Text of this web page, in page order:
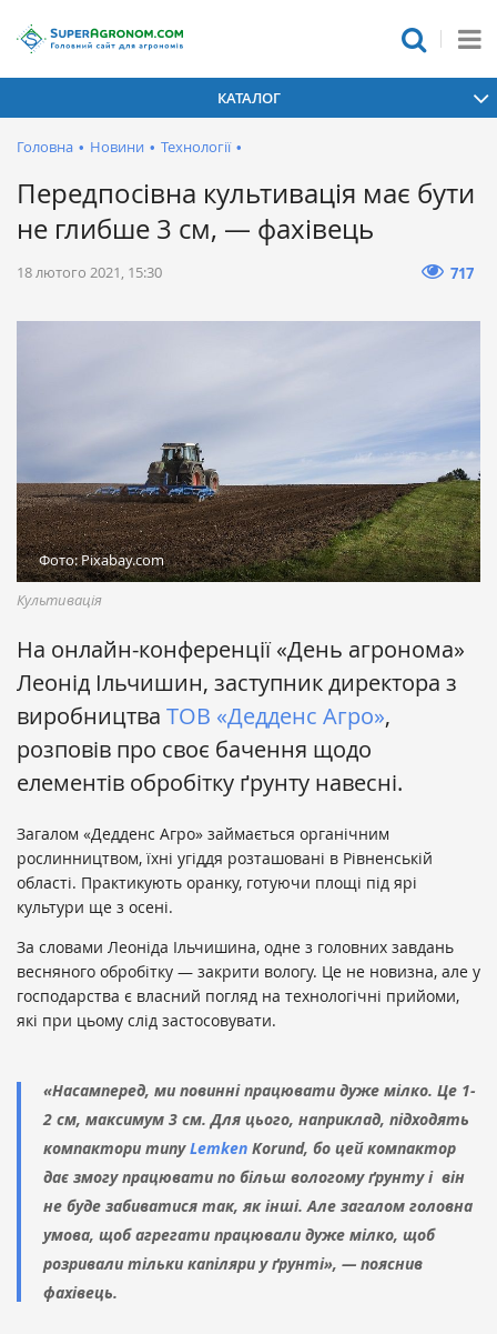
КАТАЛОГ
Головна • Новини • Технології •
Передпосівна культивація має бути
не глибше 3 см, — фахівець
18 лютого 2021, 15:30 717
Фото: Pixabay.com
Культивація
На онлайн-конференції «День агронома»
Леонід Ільчишин, заступник директора з
виробництва ТОВ «Дедденс Агро»,
розповів про своє бачення щодо
елементів обробітку ґрунту навесні.
Загалом «Дедденс Агро» займається органічним
рослинництвом, їхні угіддя розташовані в Рівненській
області. Практикують оранку, готуючи площі під ярі
культури ще з осені.
За словами Леоніда Ільчишина, одне з головних завдань
весняного обробітку — закрити вологу. Це не новизна, але у
господарства є власний погляд на технологічні прийоми,
які при цьому слід застосовувати.
«Насамперед, ми повинні працювати дуже мілко. Це 1-
2 см, максимум 3 см. Для цього, наприклад, підходять
компактори типуLemken Korund, бо цей компактор
дає змогу працювати по більш вологому ґрунту і він
не буде забиватися так, як інші. Але загалом головна
умова, щоб агрегати працювали дуже мілко, щоб
розривали тільки капіляри у ґрунті», — пояснив
фахівець.